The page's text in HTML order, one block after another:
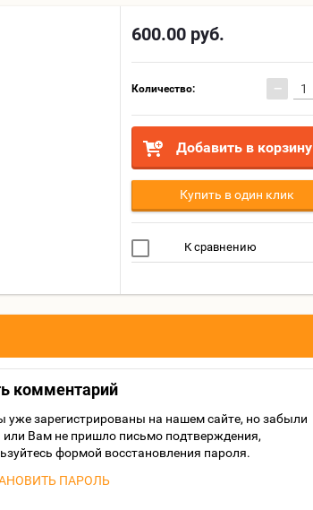
600.00 руб.
Количество: −
Добавить в корзину
Купить в один клик
К сравнению
комментарий
уже зарегистрированы на нашем сайте, но забыли
или Вам не пришло письмо подтверждения,
формой восстановления пароля.
ПАРОЛЬ